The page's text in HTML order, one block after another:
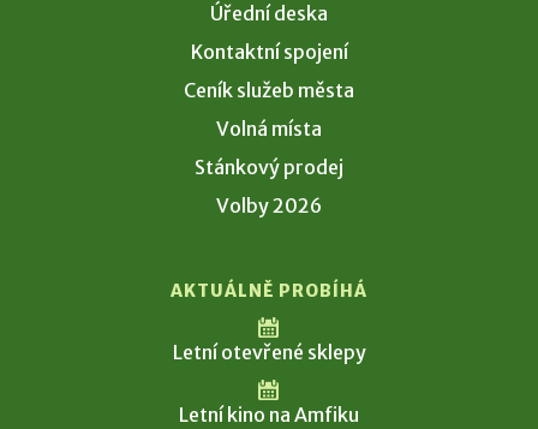
Úřední deska
Kontaktní spojení
Ceník služeb města
Volná místa
Stánkový prodej
Volby 2026
AKTUÁLNĚ PROBÍHÁ
Letní otevřené sklepy
Letní kino na Amfiku